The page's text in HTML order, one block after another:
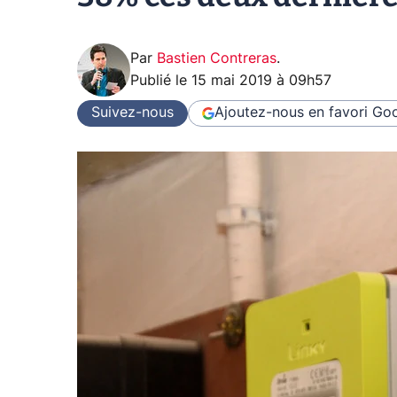
Par Bastien Contreras.
Publié le 15 mai 2019 à 09h57
Suivez-nous Ajoutez-nous en favori